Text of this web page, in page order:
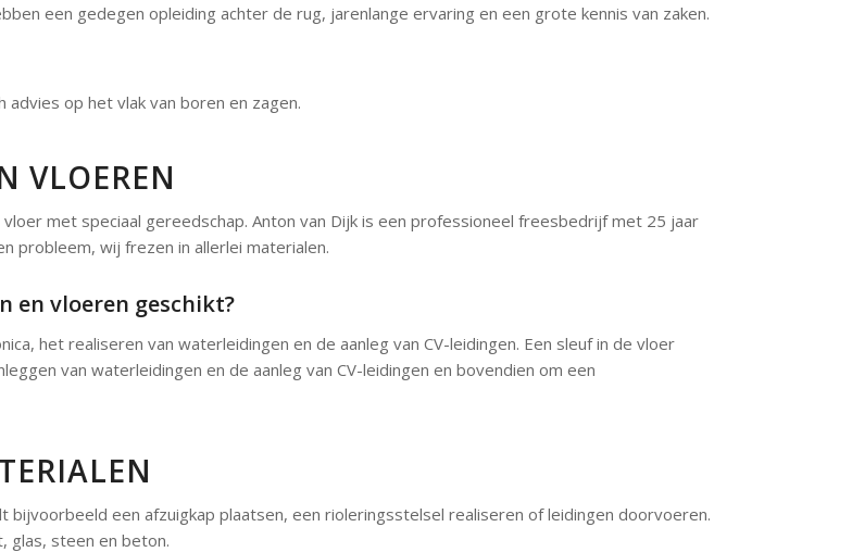
een gedegen opleiding achter de rug, jarenlange ervaring en een grote kennis van zaken.
advies op het vlak van boren en zagen.
VLOEREN
met speciaal gereedschap. Anton van Dijk is een professioneel freesbedrijf met 25 jaar
probleem, wij frezen in allerlei materialen.
en vloeren geschikt?
het realiseren van waterleidingen en de aanleg van CV-leidingen. Een sleuf in de vloer
van waterleidingen en de aanleg van CV-leidingen en bovendien om een
een afzuigkap plaatsen, een rioleringsstelsel realiseren of leidingen doorvoeren.
glas, steen en beton.